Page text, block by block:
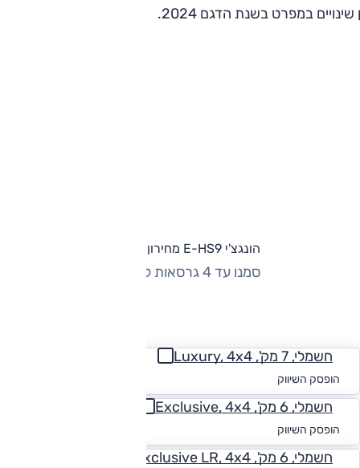
שינויים במפרט בשנת הדגם 2024.
הונגצ'י E-HS9 מחירון וגרסאות
סמנו עד 4 גרסאות להשוואה
חשמלי, 7 מק', Luxury, 4x4
הופסק השיווק
חשמלי, 6 מק', Exclusive, 4x4
הופסק השיווק
חשמלי, 6 מק', Exclusive LR, 4x4